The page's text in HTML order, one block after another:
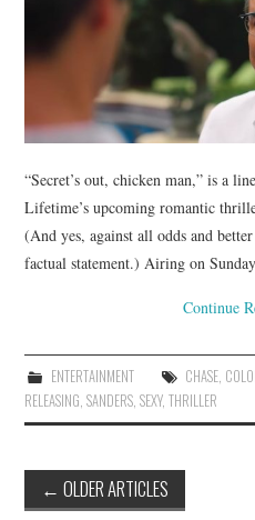
“Secret’s out, chicken man,” is a
Lifetime’s upcoming romantic
(And yes, against all odds and
factual statement.) Airing on
Continue
ENTERTAINMENT CHASE,
RELEASING,SANDERS,SEXY,THRILLER
Post
← OLDER ARTICLES